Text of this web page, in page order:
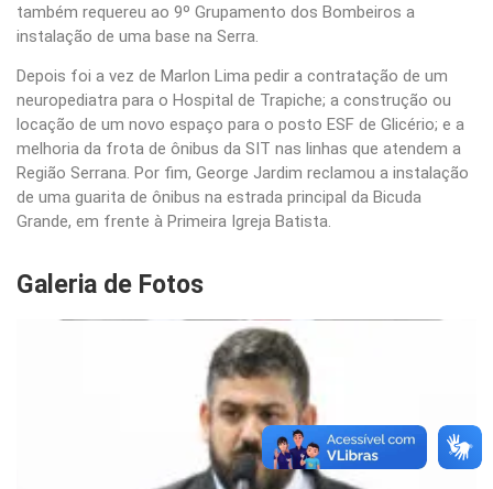
também requereu ao 9º Grupamento dos Bombeiros a
instalação de uma base na Serra.
Depois foi a vez de Marlon Lima pedir a contratação de um
neuropediatra para o Hospital de Trapiche; a construção ou
locação de um novo espaço para o posto ESF de Glicério; e a
melhoria da frota de ônibus da SIT nas linhas que atendem a
Região Serrana. Por fim, George Jardim reclamou a instalação
de uma guarita de ônibus na estrada principal da Bicuda
Grande, em frente à Primeira Igreja Batista.
Galeria de Fotos